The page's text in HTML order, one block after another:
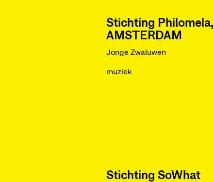
Stichting Philomela,
AMSTERDAM
Jonge Zwaluwen
muziek
Stichting SoWhat